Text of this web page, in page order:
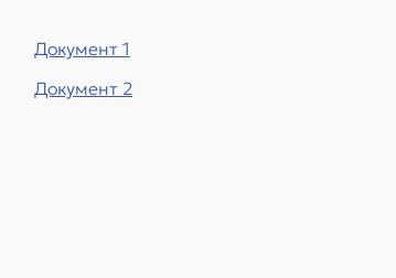
Документ 1
Документ 2